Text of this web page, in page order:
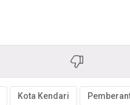
Kota Kendari